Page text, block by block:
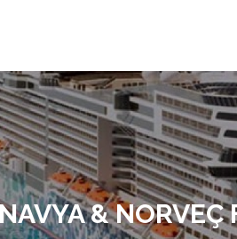
&